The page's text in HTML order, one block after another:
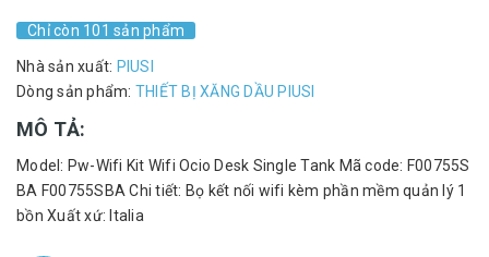
Chỉ còn 101 sản phẩm
Nhà sản xuất: PIUSI
Dòng sản phẩm: THIẾT BỊ XĂNG DẦU PIUSI
MÔ TẢ:
Model: Pw-Wifi Kit Wifi Ocio Desk Single Tank Mã code: F00755S
BA F00755SBA Chi tiết: Bọ kết nối wifi kèm phần mềm quản lý 1
bồn Xuất xứ: Italia